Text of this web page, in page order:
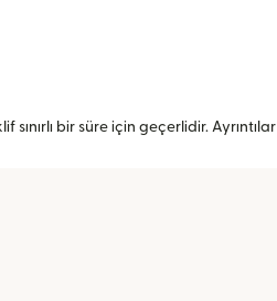
bir süre için geçerlidir. Ayrıntılar